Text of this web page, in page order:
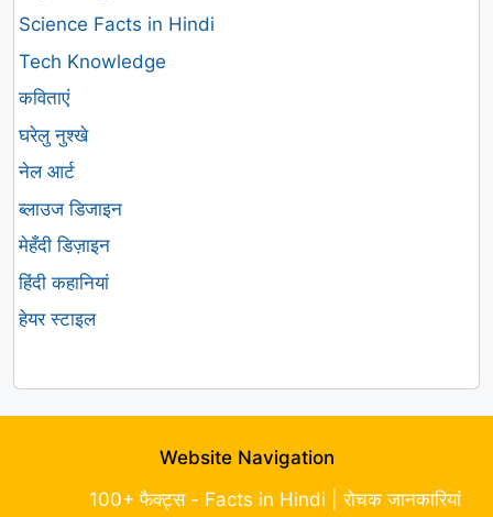
Science Facts in Hindi
Tech Knowledge
कविताएं
घरेलु नुश्खे
नेल आर्ट
ब्लाउज डिजाइन
मेहँदी डिज़ाइन
हिंदी कहानियां
हेयर स्टाइल
Website Navigation
100+ फैक्ट्स - Facts in Hindi | रोचक जानकारियां